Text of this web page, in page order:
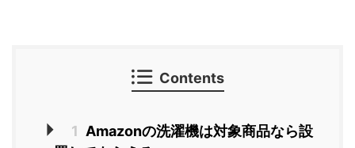
Contents
1 Amazonの洗濯機は対象商品なら設